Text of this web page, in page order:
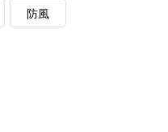
防風